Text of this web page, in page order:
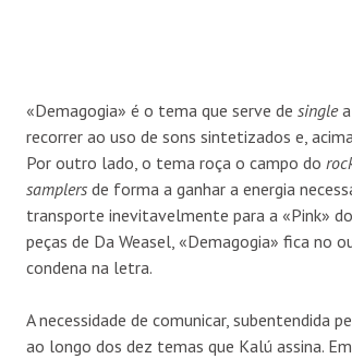
«Demagogia» é o tema que serve de singlea
recorrer ao uso de sons sintetizados e,
Por outro lado, o tema roça o campo do
samplers de forma a ganhar a energia
transporte inevitavelmente para a «Pink»
peças de Da Weasel, «Demagogia» fica no
condena na letra.
A necessidade de comunicar,
ao longo dos dez temas que Kalú assina.